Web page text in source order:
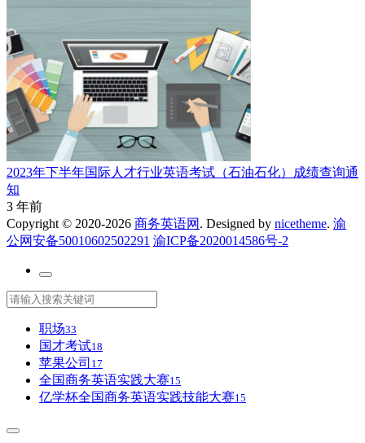
2023年下半年国际人才行业英语考试（石油石化）成绩查询通
知
3 年前
Copyright © 2020-2026 商务英语网 . Designed by nicetheme. 渝
公网安备50010602502291 渝ICP备2020014586号-2
职场33
国才考试18
苹果公司 17
全国商务英语实践大赛15
亿学杯全国商务英语实践技能大赛15